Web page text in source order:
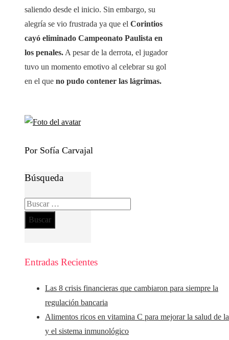
saliendo desde el inicio. Sin embargo, su
alegría se vio frustrada ya que el Corintios
cayó eliminado Campeonato Paulista en
los penales. A pesar de la derrota, el jugador
tuvo un momento emotivo al celebrar su gol
en el que no pudo contener las lágrimas.
Por Sofía Carvajal
Búsqueda
Buscar:
Entradas Recientes
Las 8 crisis financieras que cambiaron para siempre la
regulación bancaria
Alimentos ricos en vitamina C para mejorar la salud de
y el sistema inmunológico